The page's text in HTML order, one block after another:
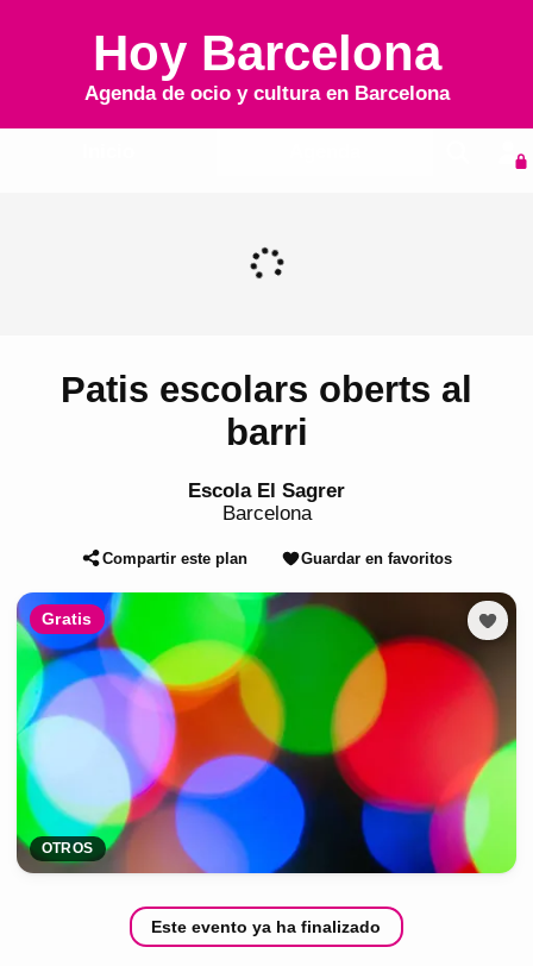
Hoy Barcelona
Agenda de ocio y cultura en Barcelona
Patis escolars oberts al
barri
Escola El Sagrer
Barcelona
Compartir este plan Guardar en favoritos
Gratis
OTROS
Este evento ya ha finalizado